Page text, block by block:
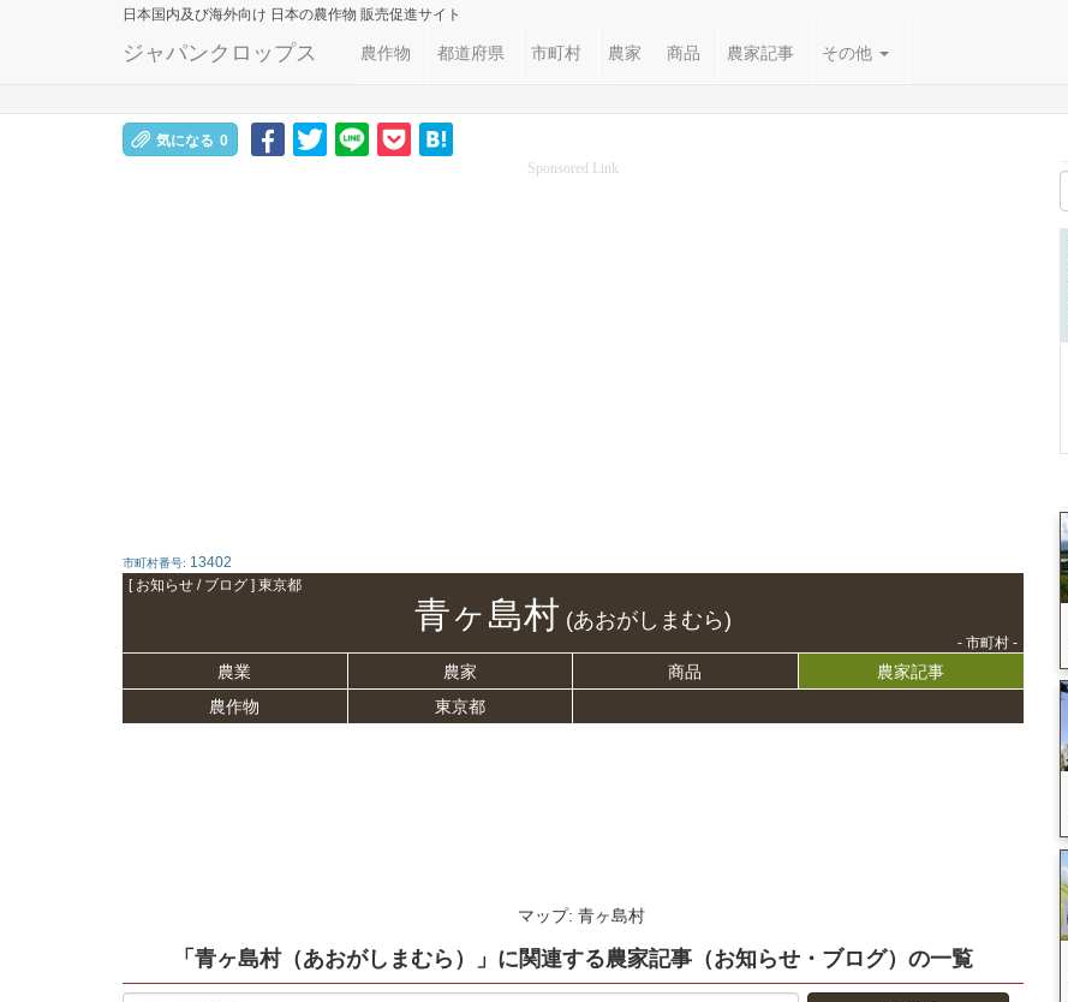
日本国内及び海外向け 日本の農作物 販売促進サイト
ジャパンクロップス 農作物 都道府県 市町村 農家 商品 農家記事 その他
気になる 0
Sponsored Link
市町村番号: 13402
[ お知らせ / ブログ ] 東京都
青ヶ島村 (あおがしまむら)
- 市町村 -
農業 農家 商品
農家記事
農作物
東京都
マップ: 青ヶ島村
「青ヶ島村（あおがしまむら）」 に関連する農家記事（お知らせ・ブログ） の一覧